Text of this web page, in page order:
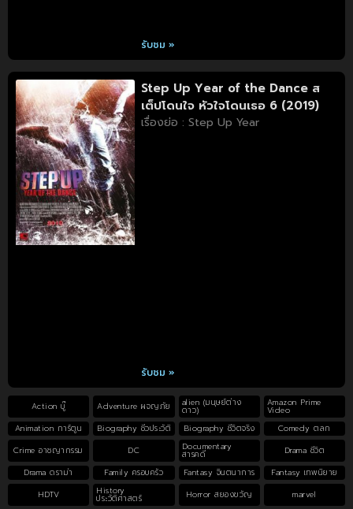
รับชม »
Step Up Year of the Dance ส
เต็ปโดนใจ หัวใจโดนเธอ 6 (2019)
เรื่องย่อ : Step Up Year
รับชม »
Action บู๊ Adventure ผจญภัย alien (มนุษย์ต่าง
ดาว)
Amazon Prime
Video
Animation การ์ตูน
Biography ชีวประวัติ Biography ชีวิตจริง
Comedy ตลก
Crime อาชญากรรม
DC Documentary
สารคดี
Drama ชีวิต
Drama ดราม่า
Family ครอบครัว Fantasy จินตนาการ
Fantasy เทพนิยาย
HDTV
History
ประวัติศาสตร์ Horror สยองขวัญ marvel